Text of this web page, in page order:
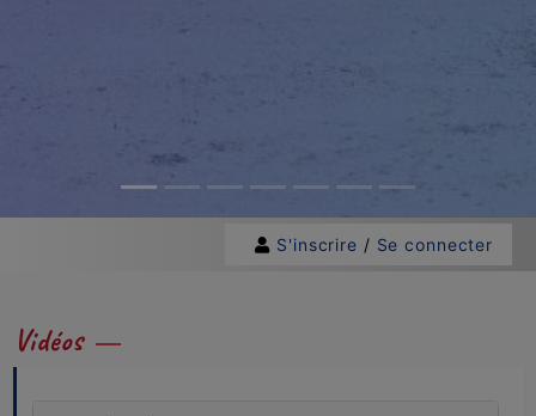
S'inscrire / Se connecter
Vidéos